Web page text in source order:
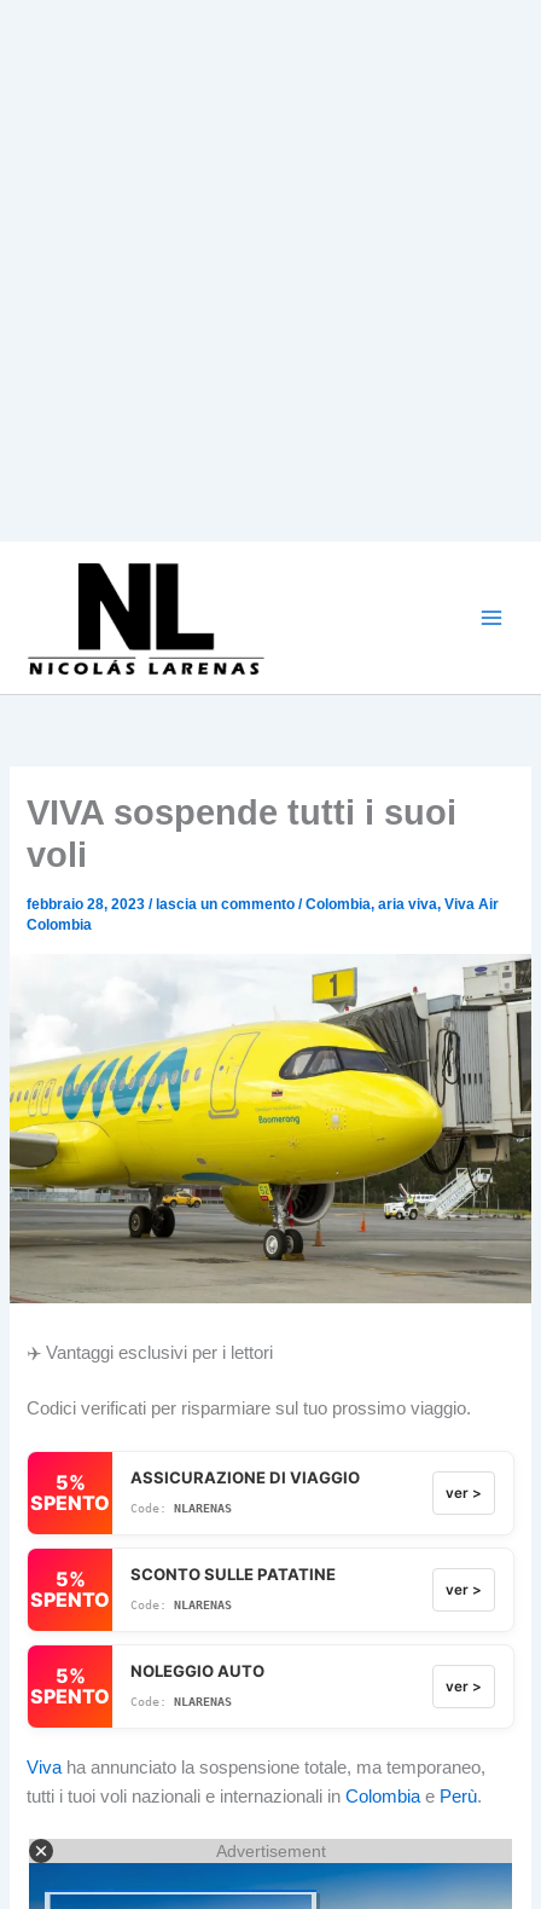
VIVA sospende tutti i suoi
voli
febbraio 28, 2023/ lascia un commento /Colombia,aria viva,Viva Air
Colombia
✈️ Vantaggi esclusivi per i lettori
Codici verificati per risparmiare sul tuo prossimo viaggio.
5%
SPENTO
ASSICURAZIONE DI VIAGGIO
NLARENAS
ver >
5%
SPENTO
SCONTO SULLE PATATINE
NLARENAS
ver >
5%
SPENTO
NOLEGGIO AUTO
NLARENAS
ver >
Viva ha annunciato la sospensione totale, ma temporaneo,
tutti i tuoi voli nazionali e internazionali inColombia e Perù.
Advertisement